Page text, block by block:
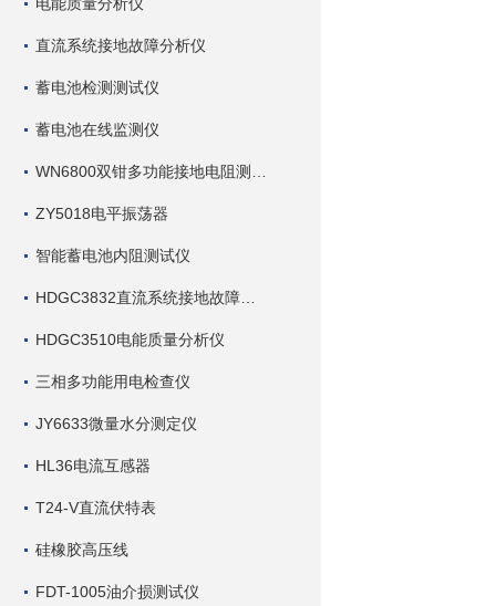
直流系统接地故障分析仪
蓄电池检测测试仪
蓄电池在线监测仪
ZY5018电平振荡器
智能蓄电池内阻测试仪
HDGC3510电能质量分析仪
三相多功能用电检查仪
JY6633微量水分测定仪
HL36电流互感器
T24-V直流伏特表
硅橡胶高压线
FDT-1005油介损测试仪